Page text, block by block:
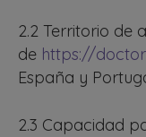
2.2 Territorio de
de https://
España y
2.3 Capacidad